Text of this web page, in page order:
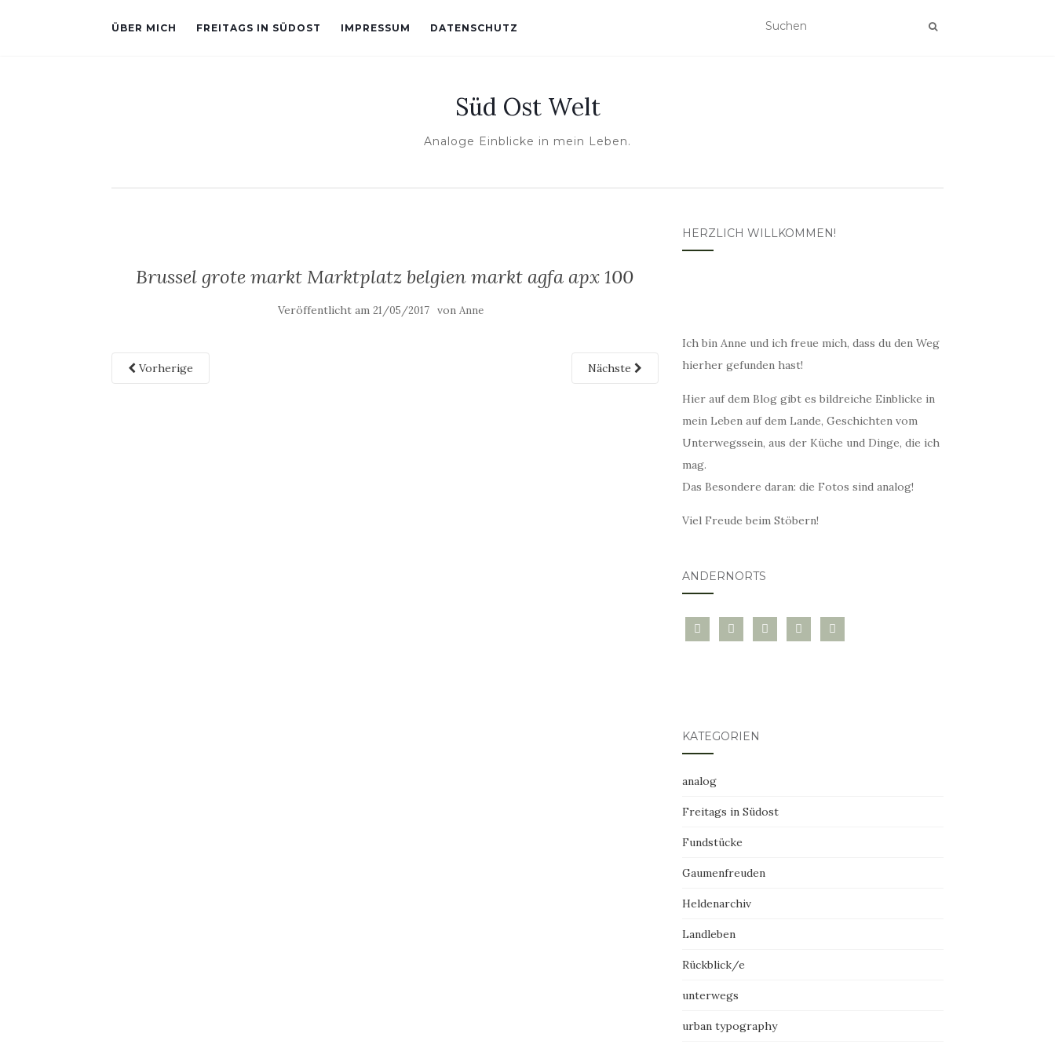
ÜBER MICH FREITAGS IN SÜDOST IMPRESSUM DATENSCHUTZ
Süd Ost Welt
Analoge Einblicke in mein Leben.
Brussel grote markt Marktplatz belgien markt agfa apx 100
Veröffentlicht am21/05/2017 vonAnne
Vorherige Nächste
HERZLICH WILLKOMMEN!
Ich bin Anne und ich freue mich, dass du den Weg
hierher gefunden hast!
Hier auf dem Blog gibt es bildreiche Einblicke in
mein Leben auf dem Lande, Geschichten vom
Unterwegssein, aus der Küche und Dinge, die ich
mag.
Das Besondere daran: die Fotos sind analog!
Viel Freude beim Stöbern!
ANDERNORTS
bloglovininstagramtwitter pinterest
mail
KATEGORIEN
analog
Freitags in Südost
Fundstücke
Gaumenfreuden
Heldenarchiv
Landleben
Rückblick/e
unterwegs
urban typography